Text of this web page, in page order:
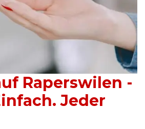
Raperswilen -
Jeder